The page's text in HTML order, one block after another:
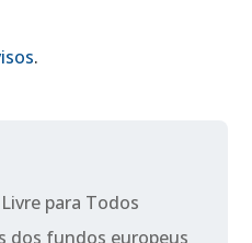
.
para Todos
dos fundos europeus